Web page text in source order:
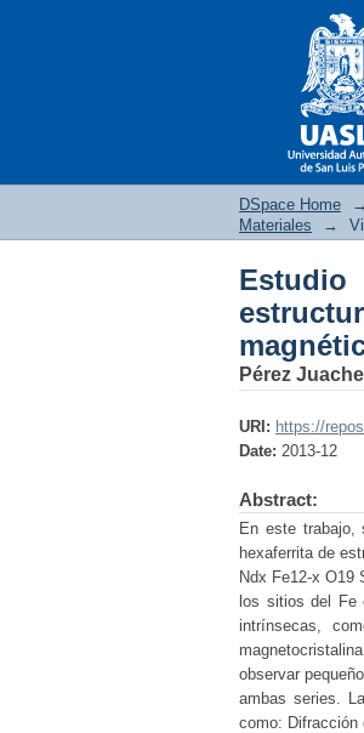
DSpace Home →
Materiales
→
Pérez
URI: https://
Date: 2013-12
Abstract:
En este
hexaferrita de
Ndx Fe12-x O19
los sitios del Fe
intrínsecas,
observar
ambas series.
como: Difracción